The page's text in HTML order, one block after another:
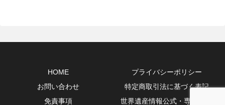
HOME
プライバシーポリシー
お問い合わせ
特定商取引法に基づく表記
免責事項
世界遺産情報公式・専門10選